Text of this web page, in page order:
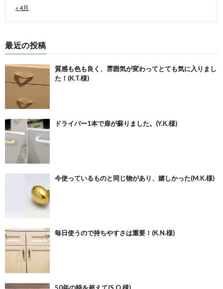
« 4月
最近の投稿
質感も色も良く、雰囲気が変わってとても気に入りまし
た！(K.T.様)
ドライバー1本で扉が蘇りました。(Y.K.様)
今使っているものと同じ物があり、嬉しかった(M.K.様)
毎日使うので持ちやすさは重要！(K.N.様)